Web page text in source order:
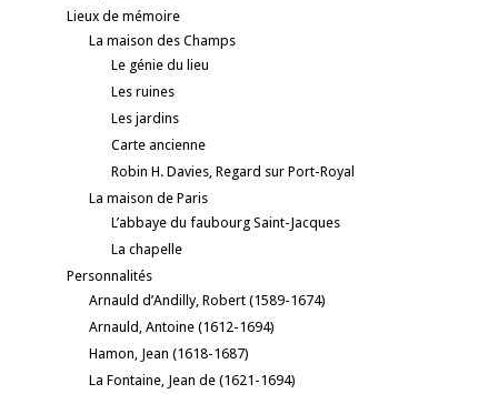
Lieux de mémoire
La maison des Champs
Le génie du lieu
Les ruines
Les jardins
Carte ancienne
Robin H. Davies, Regard sur Port-Royal
La maison de Paris
L’abbaye du faubourg Saint-Jacques
La chapelle
Personnalités
Arnauld d’Andilly, Robert (1589-1674)
Arnauld, Antoine (1612-1694)
Hamon, Jean (1618-1687)
La Fontaine, Jean de (1621-1694)